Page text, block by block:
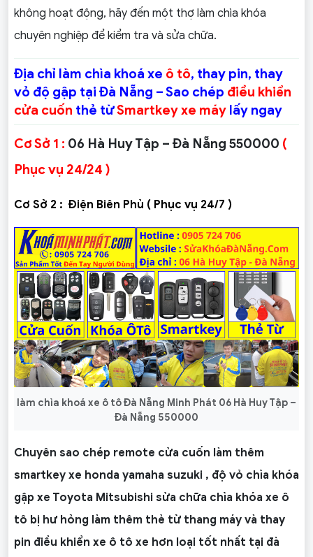
không hoạt động, hãy đến một thợ làm chìa khóa
chuyên nghiệp để kiểm tra và sửa chữa.
Địa chỉ làm chìa khoá xe ô tô, thay pin, thay
vỏ độ gập tại Đà Nẵng – Sao chép điều khiển
cửa cuốn thẻ từSmartkey xe máy lấy ngay
Cơ Sở 1 : 06 Hà Huy Tập – Đà Nẵng 550000 (
Phục vụ 24/24 )
Cơ Sở 2 : Điện Biên Phủ ( Phục vụ 24/7 )
làm chìa khoá xe ô tô Đà Nẵng Minh Phát 06 Hà Huy Tập –
Đà Nẵng 550000
Chuyên sao chép remote cửa cuốn làm thêm
smartkey xe honda yamaha suzuki , độ vỏ chìa khóa
gập xe Toyota Mitsubishi sửa chữa chìa khóa xe ô
tô bị hư hỏng làm thêm thẻ từ thang máy và thay
pin điều khiển xe ô tô xe hơn loại tốt nhất tại đà